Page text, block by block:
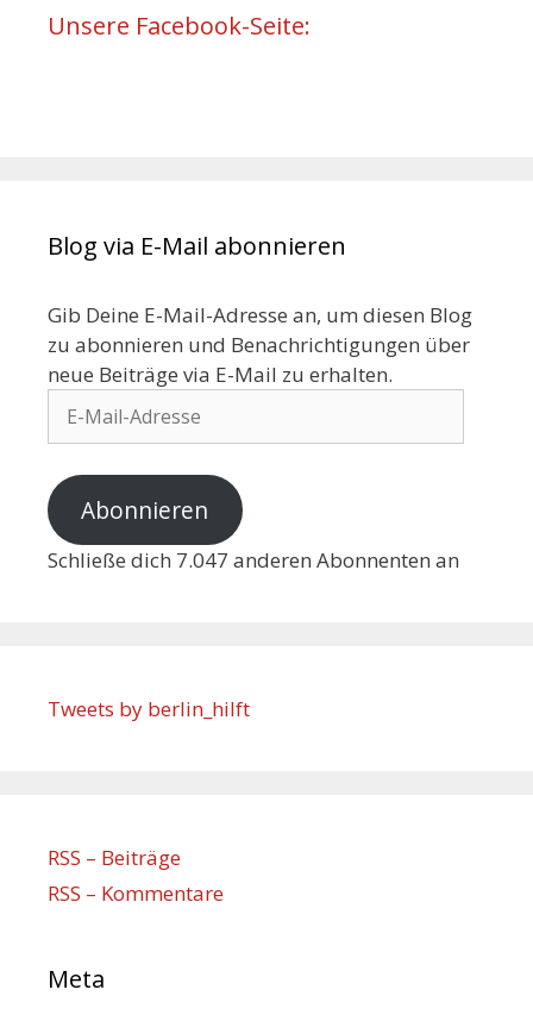
Unsere Facebook-Seite:
Blog via E-Mail abonnieren
Gib Deine E-Mail-Adresse an, um diesen Blog
zu abonnieren und Benachrichtigungen über
neue Beiträge via E-Mail zu erhalten.
Abonnieren
Schließe dich 7.047 anderen Abonnenten an
Tweets by berlin_hilft
RSS – Beiträge
RSS – Kommentare
Meta